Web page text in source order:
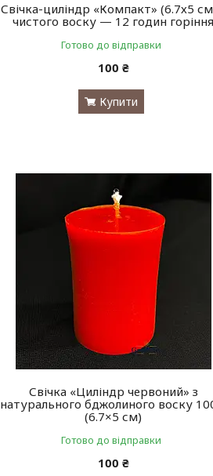
Свічка-циліндр «Компакт» (6.7х5
чистого воску — 12 годин горіння
Готово до відправки
100 ₴
Купити
Свічка «Циліндр червоний» з
натурального бджолиного воску
(6.7×5 см)
Готово до відправки
100 ₴